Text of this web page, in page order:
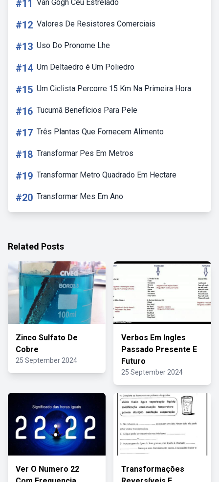
#11 Van Gogh Ceu Estrelado
#12 Valores De Resistores Comerciais
#13 Uso Do Pronome Lhe
#14 Um Deltaedro é Um Poliedro
#15 Um Ciclista Percorre 15 Km Na Primeira Hora
#16 Tucumã Benefícios Para Pele
#17 Três Plantas Que Fornecem Alimento
#18 Transformar Pes Em Metros
#19 Transformar Metro Quadrado Em Hectare
#20 Transformar Mes Em Ano
Related Posts
Zinco Sulfato De
Cobre
25 September 2024
Verbos Em Ingles
Passado Presente E
Futuro
25 September 2024
Ver O Numero 22
Transformações